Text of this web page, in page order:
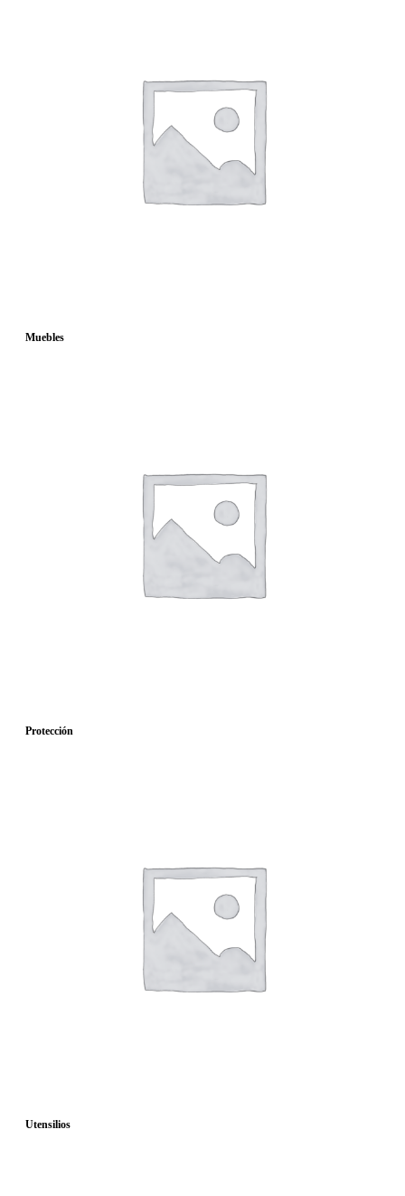
Muebles
Protección
Utensilios